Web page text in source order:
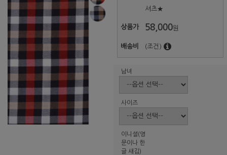
셔츠★
상품가 58,000원
배송비 (조건)
남녀
사이즈
이니셜(영
문이나 한
글 새김)